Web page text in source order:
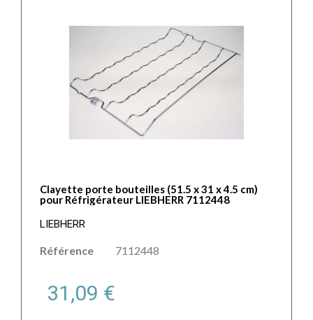
Clayette porte bouteilles (51.5 x 31 x 4.5 cm)
pour Réfrigérateur LIEBHERR 7112448
LIEBHERR
Référence 7112448
31,09 €